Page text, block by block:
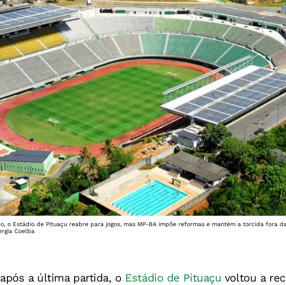
o Estádio de Pituaçu reabre para jogos, mas MP-BA impõe reformas e mantém a torcida fora
Coelba
a última partida, o Estádio de Pituaçu voltou a